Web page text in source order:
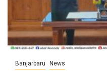
Banjarbaru News